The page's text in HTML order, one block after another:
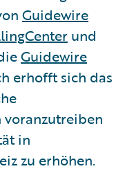
Guidewire
und
Guidewire
erhofft sich das
voranzutreiben
in
zu erhöhen.